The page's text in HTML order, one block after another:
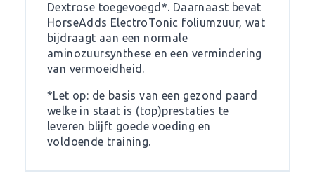
Dextrose toegevoegd*. Daarnaast bevat
HorseAdds ElectroTonic foliumzuur, wat
bijdraagt aan een normale
aminozuursynthese en een vermindering
van vermoeidheid.
*Let op: de basis van een gezond paard
welke in staat is (top)prestaties te
leveren blijft goede voeding en
voldoende training.